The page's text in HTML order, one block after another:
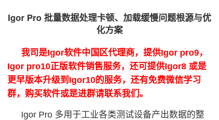
Igor Pro 批量数据处理卡顿、加载缓慢问题根源与优
化方案
我司是Igor软件中国区代理商，提供Igor pro9，
Igor pro10正版软件销售服务，还可提供Igor8 或是
更早版本升级到Igor10的服务，还有免费微信学习
群，购买软件或是进群请联系我们。
Igor Pro 多用于工业各类测试设备产出数据的整